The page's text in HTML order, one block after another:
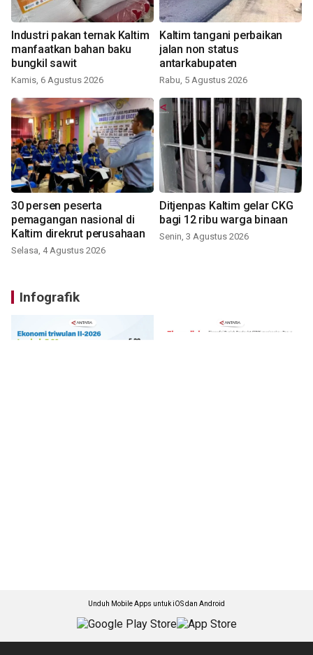
Industri pakan ternak Kaltim
manfaatkan bahan baku
bungkil sawit
Kamis, 6 Agustus 2026
Kaltim tangani perbaikan
jalan non status
antarkabupaten
Rabu, 5 Agustus 2026
30 persen peserta
pemagangan nasional di
Kaltim direkrut perusahaan
Selasa, 4 Agustus 2026
Ditjenpas Kaltim gelar CKG
bagi 12 ribu warga binaan
Senin, 3 Agustus 2026
Infografik
Unduh Mobile Apps untuk iOS dan Android